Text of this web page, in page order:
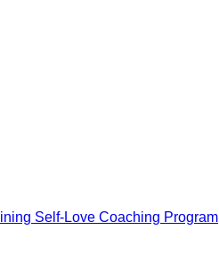
Self-Love Coaching Program